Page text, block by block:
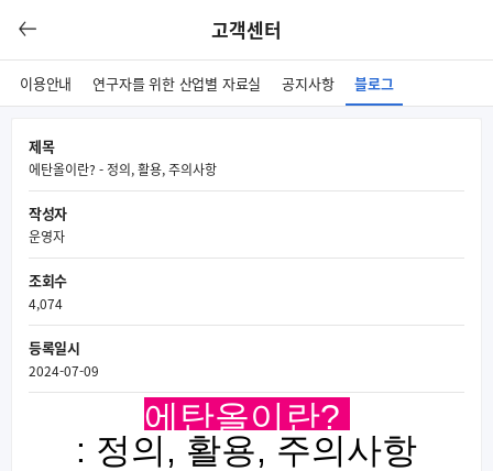
고객센터
이용안내 연구자를 위한 산업별 자료실 공지사항 블로그
제목
에탄올이란? - 정의, 활용, 주의사항
작성자
운영자
조회수
4,074
등록일시
2024-07-09
에탄올이란?
: 정의, 활용, 주의사항